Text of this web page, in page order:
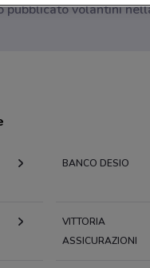
pubblicato volantini
BANCO DESIO
VITTORIA
ASSICURAZIONI